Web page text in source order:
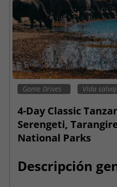
Game Drives Vida
4-Day Classic
Serengeti,
National Parks
Descripción